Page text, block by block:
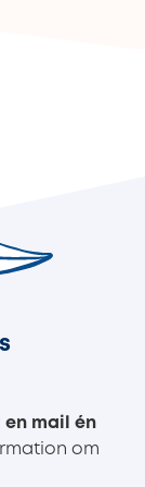
en mail én
om